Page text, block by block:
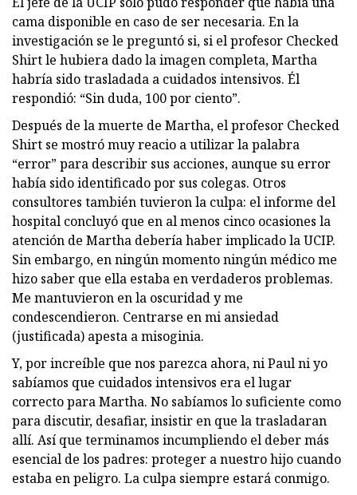
cama disponible en caso de ser necesaria. En la
investigación se le preguntó si, si el profesor Checked
Shirt le hubiera dado la imagen completa, Martha
habría sido trasladada a cuidados intensivos. Él
respondió: “Sin duda, 100 por ciento”.
Después de la muerte de Martha, el profesor Checked
Shirt se mostró muy reacio a utilizar la palabra
“error” para describir sus acciones, aunque su error
había sido identificado por sus colegas. Otros
consultores también tuvieron la culpa: el informe del
hospital concluyó que en al menos cinco ocasiones la
atención de Martha debería haber implicado la UCIP.
Sin embargo, en ningún momento ningún médico me
hizo saber que ella estaba en verdaderos problemas.
Me mantuvieron en la oscuridad y me
condescendieron. Centrarse en mi ansiedad
(justificada) apesta a misoginia.
Y, por increíble que nos parezca ahora, ni Paul ni yo
sabíamos que cuidados intensivos era el lugar
correcto para Martha. No sabíamos lo suficiente como
para discutir, desafiar, insistir en que la trasladaran
allí. Así que terminamos incumpliendo el deber más
esencial de los padres: proteger a nuestro hijo cuando
estaba en peligro. La culpa siempre estará conmigo.